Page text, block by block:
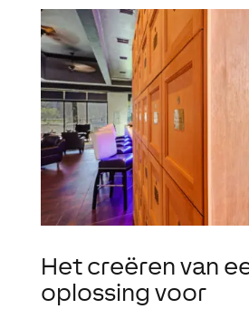
Het creëren van
oplossing voor